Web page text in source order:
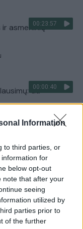
Information
to third parties, or
for
below opt-out
note that after your
seeing
utilized by
parties prior to
of the further
00:23:57
asmeninių
00:00:40
du